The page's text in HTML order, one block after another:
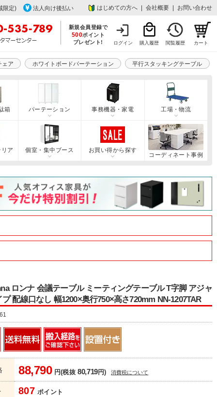
限定) 法人向け後払い はじめての方へ 会社概要 お問い合わせ
新規会員登録で
500ポイント
プレゼント!
ログイン 購入履歴 閲覧履歴 カート
ェア ホワイトボードパーテーション 平行スタッキングテーブル
箱 パーテーション 事務機器・家電 工場・物流
ア 個室・集中ブース
お買い得から探す
コーディネート事例
ロンナ 会議テーブル ミーティングテーブル T字脚 アジャ
配線口なし 幅1200×奥行750×高さ720mm NN-1207TAR
88,790円(税抜80,719円) 消費税について
807 ポイント